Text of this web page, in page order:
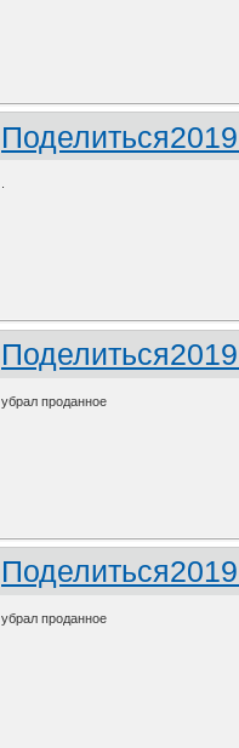
Поделиться
Поделиться
убрал проданное
Поделиться
убрал проданное